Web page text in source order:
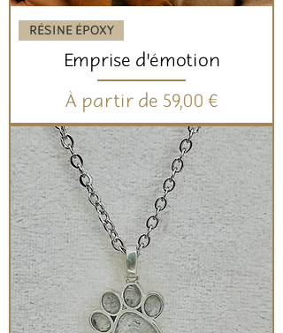
RÉSINE ÉPOXY
Emprise d'émotion
À partir de 59,00 €
Prix promotionnel